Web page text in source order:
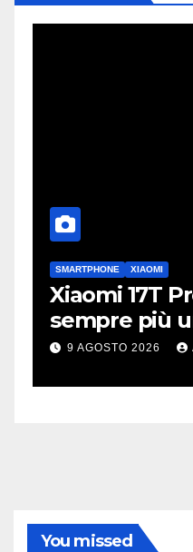
SMARTPHONE XIAOMI
Xiaomi 17T
sempre più
killer
9 AGOSTO 2026
You missed